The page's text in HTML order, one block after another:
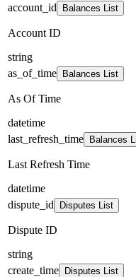
account_id
Balances List
Account ID
string
as_of_time
Balances List
As Of Time
datetime
last_refresh_time
Balances
Last Refresh Time
datetime
dispute_id
Disputes List
Dispute ID
string
create_time
Disputes List